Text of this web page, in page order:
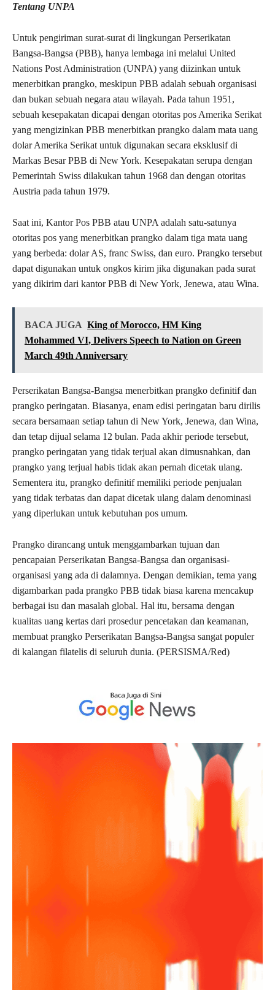
Tentang UNPA
Untuk pengiriman surat-surat di lingkungan Perserikatan
Bangsa-Bangsa (PBB), hanya lembaga ini melalui United
Nations Post Administration (UNPA) yang diizinkan untuk
menerbitkan prangko, meskipun PBB adalah sebuah organisasi
dan bukan sebuah negara atau wilayah. Pada tahun 1951,
sebuah kesepakatan dicapai dengan otoritas pos Amerika Serikat
yang mengizinkan PBB menerbitkan prangko dalam mata uang
dolar Amerika Serikat untuk digunakan secara eksklusif di
Markas Besar PBB di New York. Kesepakatan serupa dengan
Pemerintah Swiss dilakukan tahun 1968 dan dengan otoritas
Austria pada tahun 1979.
Saat ini, Kantor Pos PBB atau UNPA adalah satu-satunya
otoritas pos yang menerbitkan prangko dalam tiga mata uang
yang berbeda: dolar AS, franc Swiss, dan euro. Prangko tersebut
dapat digunakan untuk ongkos kirim jika digunakan pada surat
yang dikirim dari kantor PBB di New York, Jenewa, atau Wina.
BACA JUGA King of Morocco, HM King
Mohammed VI, Delivers Speech to Nation on Green
March 49th Anniversary
Perserikatan Bangsa-Bangsa menerbitkan prangko definitif dan
prangko peringatan. Biasanya, enam edisi peringatan baru dirilis
secara bersamaan setiap tahun di New York, Jenewa, dan Wina,
dan tetap dijual selama 12 bulan. Pada akhir periode tersebut,
prangko peringatan yang tidak terjual akan dimusnahkan, dan
prangko yang terjual habis tidak akan pernah dicetak ulang.
Sementera itu, prangko definitif memiliki periode penjualan
yang tidak terbatas dan dapat dicetak ulang dalam denominasi
yang diperlukan untuk kebutuhan pos umum.
Prangko dirancang untuk menggambarkan tujuan dan
pencapaian Perserikatan Bangsa-Bangsa dan organisasi-
organisasi yang ada di dalamnya. Dengan demikian, tema yang
digambarkan pada prangko PBB tidak biasa karena mencakup
berbagai isu dan masalah global. Hal itu, bersama dengan
kualitas uang kertas dari prosedur pencetakan dan keamanan,
membuat prangko Perserikatan Bangsa-Bangsa sangat populer
di kalangan filatelis di seluruh dunia. (PERSISMA/Red)